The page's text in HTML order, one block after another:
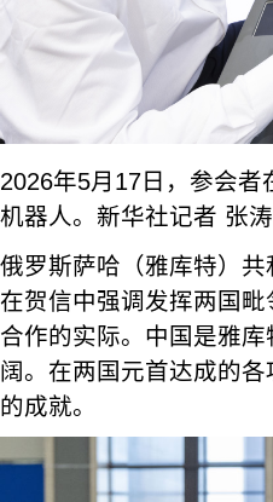
2026年5月17日，参会
机器人。新华社记者 张
俄罗斯萨哈（雅库特）
在贺信中强调发挥两国
合作的实际。中国是雅
阔。在两国元首达成的
的成就。